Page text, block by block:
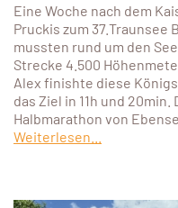
Eine Woche nach dem
Pruckis zum 37.Traunsee
mussten rund um den
Strecke 4.500
Alex finishte diese
das Ziel in 11h und
Halbmarathon von
Weiterlesen...